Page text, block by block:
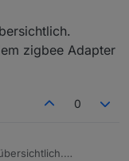
blicke ich
CC2531-Stick
ich gern weiter
nicht aufgelötet?
zigbee Adapter
0